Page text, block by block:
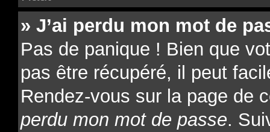
» J’ai perdu mon mot de
Pas de panique ! Bien que
pas être récupéré, il peut
Rendez-vous sur la page de
perdu mon mot de passe.